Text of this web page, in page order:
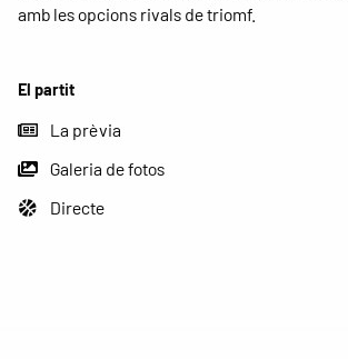
El partit
La prèvia
Galeria de fotos
Directe
amb les opcions rivals de triomf.